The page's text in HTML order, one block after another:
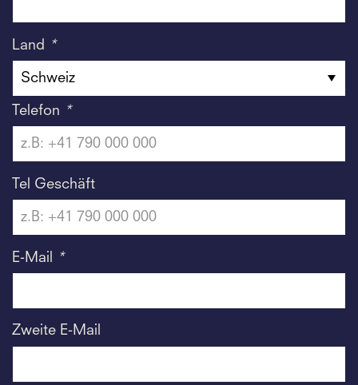
Land *
Telefon *
Tel Geschäft
E-Mail *
Zweite E-Mail